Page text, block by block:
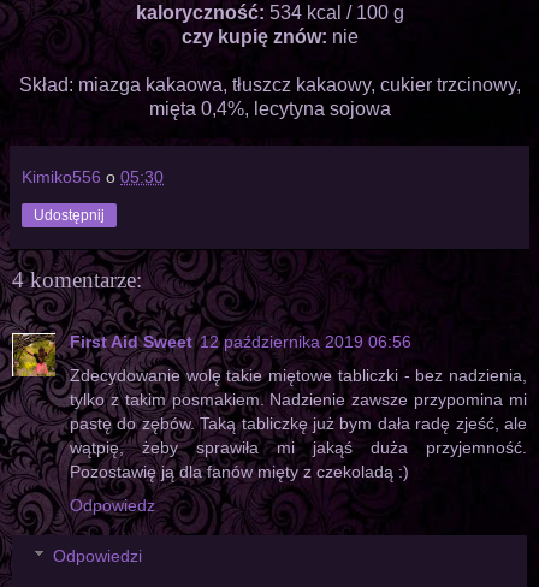
kaloryczność: 534 kcal / 100 g
czy kupię znów: nie
Skład: miazga kakaowa, tłuszcz kakaowy, cukier trzcinowy,
mięta 0,4%, lecytyna sojowa
Kimiko556 o 05:30
Udostępnij
4 komentarze:
First Aid Sweet 12 października 2019 06:56
Zdecydowanie wolę takie miętowe tabliczki - bez nadzienia,
tylko z takim posmakiem. Nadzienie zawsze przypomina mi
pastę do zębów. Taką tabliczkę już bym dała radę zjeść, ale
wątpię, żeby sprawiła mi jakąś duża przyjemność.
Pozostawię ją dla fanów mięty z czekoladą :)
Odpowiedz
Odpowiedzi